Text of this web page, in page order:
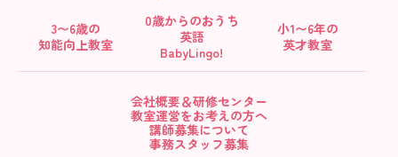
3〜6歳の
知能向上教室
0歳からのおうち
英語
BabyLingo!
小1〜6年の
英才教室
会社概要＆研修センター
教室運営をお考えの方へ
講師募集について
事務スタッフ募集